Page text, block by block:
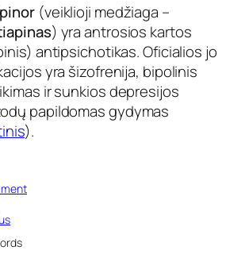
(veiklioji medžiaga –
) yra antrosios kartos
antipsichotikas. Oficialios jo
yra šizofrenija, bipolinis
ir sunkios depresijos
papildomas gydymas
).
o